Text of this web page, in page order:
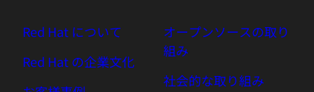
Red Hat について
Red Hat の企業文化
オープンソースの取り
組み
社会的な取り組み